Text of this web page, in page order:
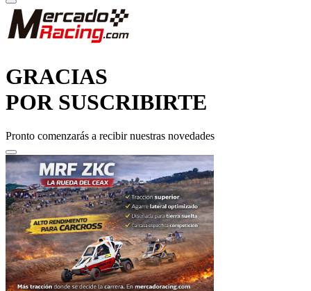
GRACIAS
POR SUSCRIBIRTE
Pronto comenzarás a recibir nuestras novedades